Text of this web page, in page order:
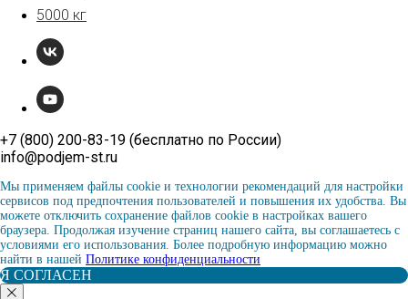
5000 кг
+7 (800) 200-83-19 (бесплатно по России)
info@podjem-st.ru
Мы применяем файлы cookie и технологии рекомендаций для настройки
сервисов под предпочтения пользователей и повышения их удобства. Вы
можете отключить сохранение файлов cookie в настройках вашего
браузера. Продолжая изучение страниц нашего сайта, вы соглашаетесь с
условиями его использования. Более подробную информацию можно
найти в нашей Политике конфиденциальности
Я СОГЛАСЕН